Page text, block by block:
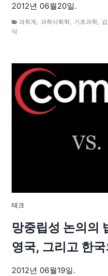
2012년 06월20일.
과학계 과학사회학 기초과학
닥
테크
망중립성 논의의
영국, 그리고 한
2012년 06월19일.